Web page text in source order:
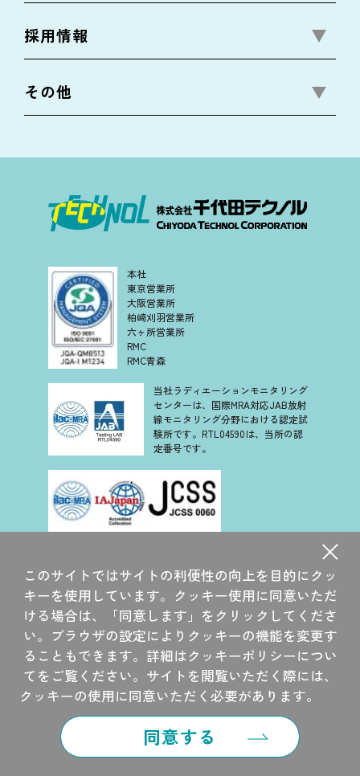
ガラスバッジ
特設サイト
カタログ
一覧
放射線
安全教育
営業所を
採用情報
その他
本社
東京営業所
大阪営業所
柏崎刈羽営業所
六ヶ所営業所
RMC
RMC青森
当社ラディエーションモニタリング
センターは、国際MRA対応JAB放射
線モニタリング分野における認定試
験所です。RTL04590は、当所の認
定番号です。
定されています。JCSS を運営している認定機関(IAJapan)
は、アジア太平洋認定協力機構(APAC)及び国際試験所認定協
力機構(ILAC)の相互承認に署名しています。
当社大洗研究所は、国際 MRA 対応 JCSS 認定事業者です。
JCSS 0060 は、当所の認定番号です。
©2014 CHIYODA TECHNOL CORPORATION
このサイトではサイトの利便性の向上を目的にクッ
キーを使用しています。クッキー使用に同意いただ
ける場合は、「同意します」をクリックしてくださ
い。ブラウザの設定によりクッキーの機能を変更す
ることもできます。詳細はクッキーポリシーについ
てをご覧ください。サイトを閲覧いただく際には、
クッキーの使用に同意いただく必要があります。
同意する